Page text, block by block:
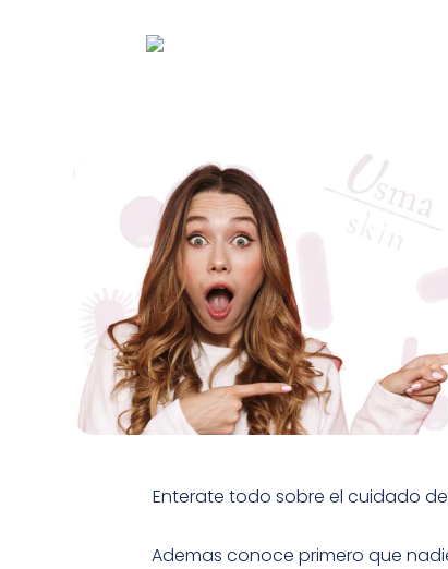
Enterate todo sobre el cuidado
Ademas conoce primero que